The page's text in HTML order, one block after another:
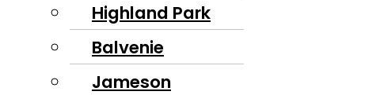
Highland Park
Balvenie
Jameson